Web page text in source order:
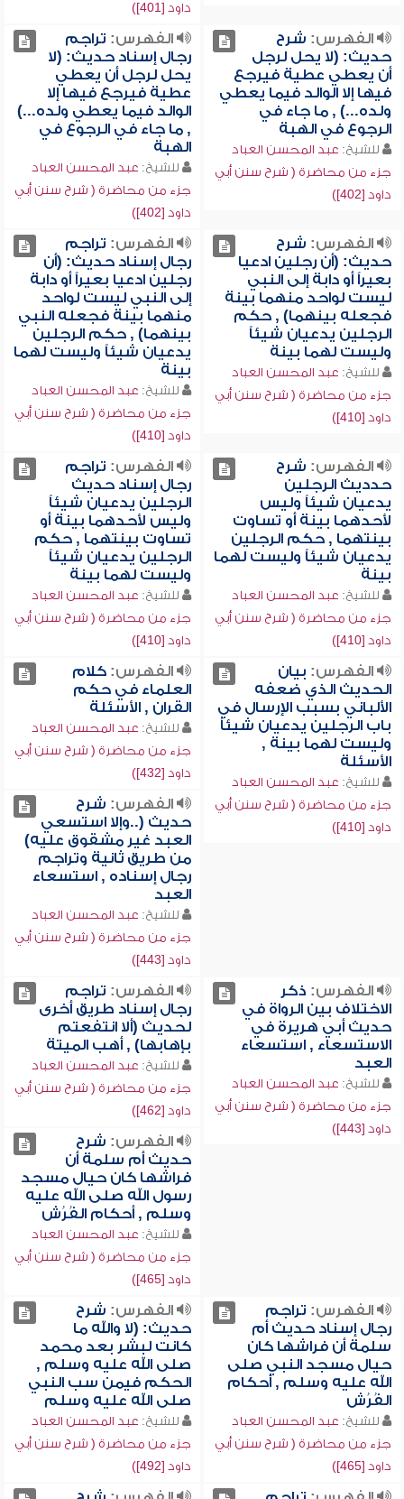
داود [401])
الفهرس: شرح
حديث: (لا يحل لرجل
أن يعطي عطية فيرجع
فيها إلا الوالد فيما يعطي
ولده...) , ما جاء في
الرجوع في الهبة
للشيخ: عبد المحسن العباد
جزء من محاضرة ( شرح سنن أبي
داود [402])
الفهرس: تراجم
رجال إسناد حديث: (لا
يحل لرجل أن يعطي
عطية فيرجع فيها إلا
الوالد فيما يعطي ولده...)
, ما جاء في الرجوع في
الهبة
للشيخ: عبد المحسن العباد
جزء من محاضرة ( شرح سنن أبي
داود [402])
الفهرس: شرح
حديث: (أن رجلين ادعيا
بعيراً أو دابة إلى النبي
ليست لواحد منهما بينة
فجعله بينهما) , حكم
الرجلين يدعيان شيئاً
وليست لهما بينة
للشيخ: عبد المحسن العباد
جزء من محاضرة ( شرح سنن أبي
داود [410])
الفهرس: تراجم
رجال إسناد حديث: (أن
رجلين ادعيا بعيراً أو دابة
إلى النبي ليست لواحد
منهما بينة فجعله النبي
بينهما) , حكم الرجلين
يدعيان شيئاً وليست لهما
بينة
للشيخ: عبد المحسن العباد
جزء من محاضرة ( شرح سنن أبي
داود [410])
الفهرس: شرح
حدديث الرجلين
يدعيان شيئاً وليس
لأحدهما بينة أو تساوت
بينتهما , حكم الرجلين
يدعيان شيئاً وليست لهما
بينة
للشيخ: عبد المحسن العباد
جزء من محاضرة ( شرح سنن أبي
داود [410])
الفهرس: تراجم
رجال إسناد حديث
الرجلين يدعيان شيئاً
وليس لأحدهما بينة أو
تساوت بينتهما , حكم
الرجلين يدعيان شيئاً
وليست لهما بينة
للشيخ: عبد المحسن العباد
جزء من محاضرة ( شرح سنن أبي
داود [410])
الفهرس: بيان
الحديث الذي ضعفه
الألباني بسبب الإرسال في
باب الرجلين يدعيان شيئاً
وليست لهما بينة ,
الأسئلة
للشيخ: عبد المحسن العباد
جزء من محاضرة ( شرح سنن أبي
داود [410])
الفهرس:كلام
العلماء في حكم
القران , الأسئلة
للشيخ: عبد المحسن العباد
جزء من محاضرة ( شرح سنن أبي
داود [432])
الفهرس: شرح
حديث (..وإلا استسعي
العبد غير مشقوق عليه)
من طريق ثانية وتراجم
رجال إسناده , استسعاء
العبد
للشيخ: عبد المحسن العباد
جزء من محاضرة ( شرح سنن أبي
داود [443])
الفهرس: ذكر
الاختلاف بين الرواة في
حديث أبي هريرة في
الاستسعاء , استسعاء
العبد
للشيخ: عبد المحسن العباد
جزء من محاضرة ( شرح سنن أبي
داود [443])
الفهرس: تراجم
رجال إسناد طريق أخرى
لحديث (ألا انتفعتم
بإهابها) , أهب الميتة
للشيخ: عبد المحسن العباد
جزء من محاضرة ( شرح سنن أبي
داود [462])
الفهرس: شرح
حديث أم سلمة أن
فراشها كان حيال مسجد
رسول الله صلى الله عليه
وسلم , أحكام الفُرُش
للشيخ: عبد المحسن العباد
جزء من محاضرة ( شرح سنن أبي
داود [465])
الفهرس: تراجم
رجال إسناد حديث أم
سلمة أن فراشها كان
حيال مسجد النبي صلى
الله عليه وسلم , أحكام
الفُرُش
للشيخ: عبد المحسن العباد
جزء من محاضرة ( شرح سنن أبي
داود [465])
الفهرس: شرح
حديث: (لا والله ما
كانت لبشر بعد محمد
صلى الله عليه وسلم ,
الحكم فيمن سب النبي
صلى الله عليه وسلم
للشيخ: عبد المحسن العباد
جزء من محاضرة ( شرح سنن أبي
داود [492])